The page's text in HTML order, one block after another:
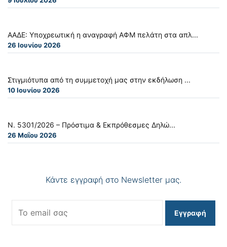
ΑΑΔΕ: Υποχρεωτική η αναγραφή ΑΦΜ πελάτη στα απλ...
26 Ιουνίου 2026
Στιγμιότυπα από τη συμμετοχή μας στην εκδήλωση ...
10 Ιουνίου 2026
Ν. 5301/2026 – Πρόστιμα & Εκπρόθεσμες Δηλώ...
26 Μαΐου 2026
Κάντε εγγραφή στο Newsletter μας.
Εγγραφή